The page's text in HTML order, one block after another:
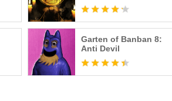
Garten of Banban 8:
Anti Devil